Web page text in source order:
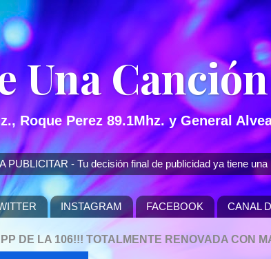
Una Canción
Roque Perez 89.1Mhz. y General
- Tu decisión final de publicidad ya tiene una
INSTAGRAM FACEBOOK CANAL
DE LA 106!!! TOTALMENTE RENOVADA CON